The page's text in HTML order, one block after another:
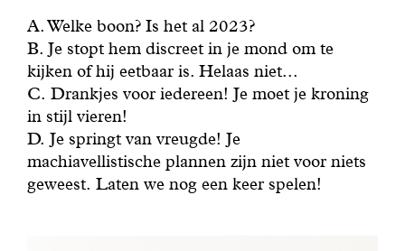
A. Welke boon? Is het al 2023?
B. Je stopt hem discreet in je mond om te
kijken of hij eetbaar is. Helaas niet...
C. Drankjes voor iedereen! Je moet je kroning
in stijl vieren!
D. Je springt van vreugde! Je
machiavellistische plannen zijn niet voor niets
geweest. Laten we nog een keer spelen!